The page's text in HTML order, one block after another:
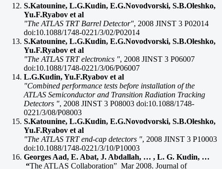
S.Katounine, L.G.Kudin, E.G.Novodvorski, S.B.Oleshko,
Yu.F.Ryabov et al
"The ATLAS TRT Barrel Detector", 2008 JINST 3 P02014
doi:10.1088/1748-0221/3/02/P02014
S.Katounine, L.G.Kudin, E.G.Novodvorski, S.B.Oleshko,
Yu.F.Ryabov et al
"The ATLAS TRT electronics ", 2008 JINST 3 P06007
doi:10.1088/1748-0221/3/06/P06007
L.G.Kudin, Yu.F.Ryabov et al
"Combined performance tests before installation of the
ATLAS Semiconductor and Transition Radiation Tracking
Detectors ", 2008 JINST 3 P08003 doi:10.1088/1748-
0221/3/08/P08003
S.Katounine, L.G.Kudin, E.G.Novodvorski, S.B.Oleshko,
Yu.F.Ryabov et al
"The ATLAS TRT end-cap detectors ", 2008 JINST 3 P10003
doi:10.1088/1748-0221/3/10/P10003
Georges Aad, E. Abat, J. Abdallah, … , L. G. Kudin, …
“The ATLAS Collaboration” Mar 2008. Journal of